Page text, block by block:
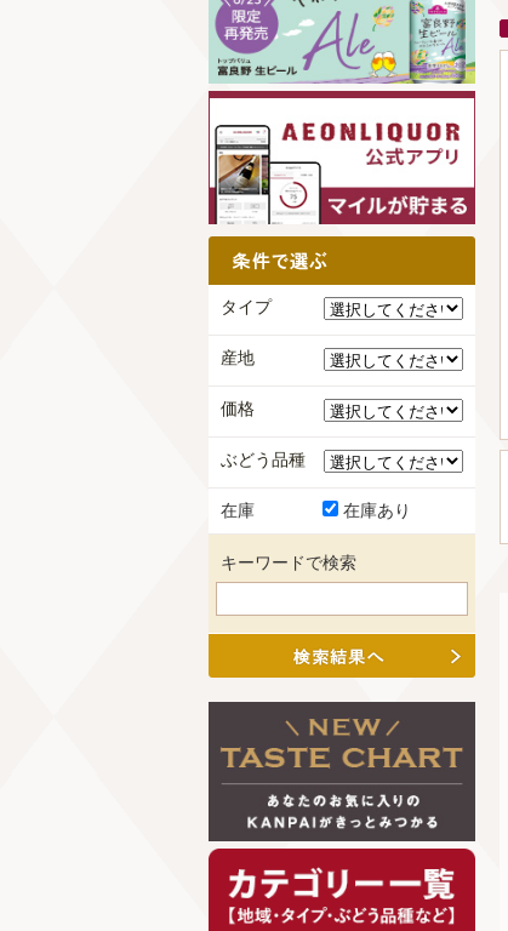
タイプ
産地
価格
ぶどう品種
在庫 在庫あり
キーワードで検索